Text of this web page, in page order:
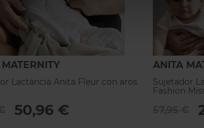
Lactancia Anita Fleur con aros
50,96 €
ANITA
Sujetador
Fashion